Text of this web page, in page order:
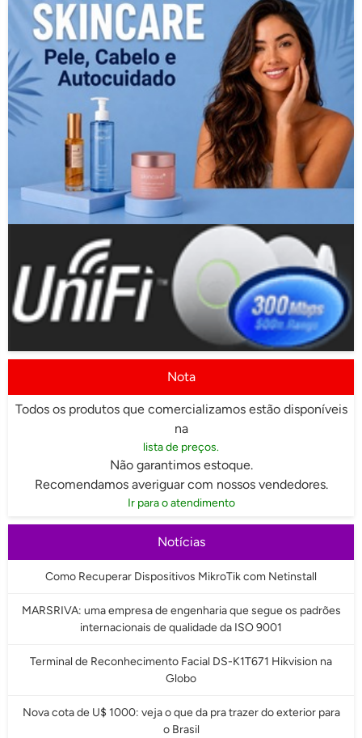
Nota
Todos os produtos que comercializamos estão disponíveis
na
lista de preços.
Não garantimos estoque.
Recomendamos averiguar com nossos vendedores.
Ir para o atendimento
Notícias
Como Recuperar Dispositivos MikroTik com Netinstall
MARSRIVA: uma empresa de engenharia que segue os padrões
internacionais de qualidade da ISO 9001
Terminal de Reconhecimento Facial DS-K1T671 Hikvision na
Globo
Nova cota de U$ 1000: veja o que da pra trazer do exterior para
o Brasil